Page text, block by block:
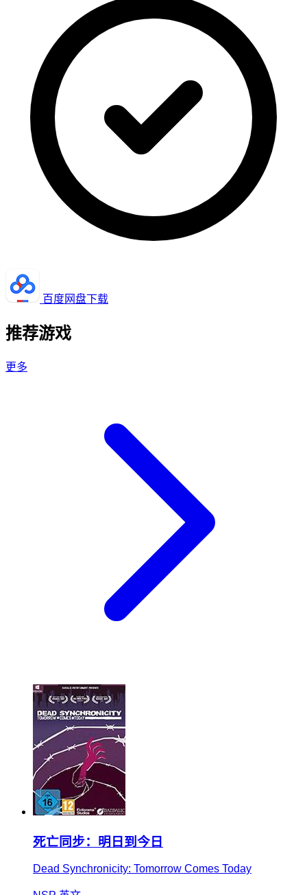
百度网盘下载
推荐游戏
更多
死亡同步：明日到今日
Dead Synchronicity: Tomorrow Comes Today